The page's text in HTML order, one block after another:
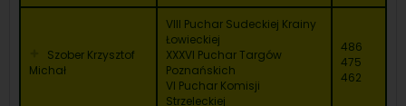
Szober Krzysztof
Michał
VIII Puchar Sudeckiej Krainy
Łowieckiej
XXXVI Puchar Targów
Poznańskich
VI Puchar Komisji
Strzeleckiej
486
475
462